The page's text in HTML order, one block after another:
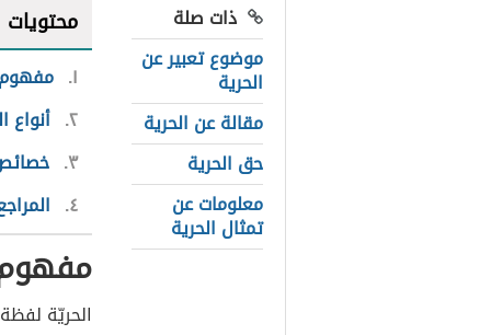
ذات صلة
موضوع تعبير عن
الحرية
مقالة عن الحرية
حق الحرية
معلومات عن
تمثال الحرية
محتويات
١ مفهوم
٢ أنواع
٣
٤
الحريّة